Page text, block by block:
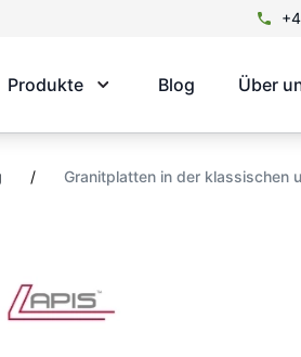
Produkte Blog Über
/ Granitplatten in der klassischen